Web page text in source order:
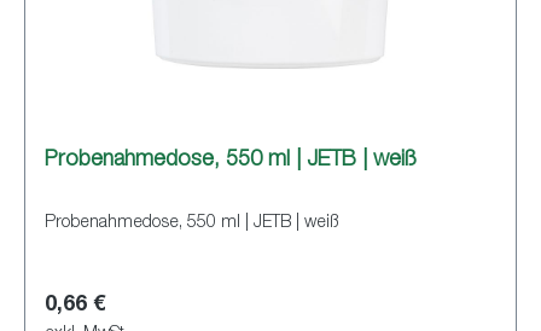
Probenahmedose, 550 ml | JETB | weiß
Probenahmedose, 550 ml | JETB | weiß
0,66 €